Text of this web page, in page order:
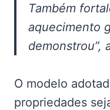
Também
aquecimento
demonstrou”,
O modelo
propriedades